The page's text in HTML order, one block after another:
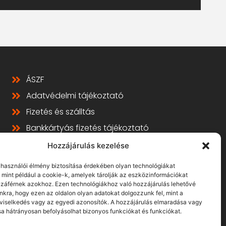
Hozzájárulás kezelése
élmény biztosítása érdekében olyan technológiákat
mint például a cookie-k, amelyek tárolják az eszközinformációkat
azokhoz. Ezen technológiákhoz való hozzájárulás lehetővé
hogy ezen az oldalon olyan adatokat dolgozzunk fel, mint a
vagy az egyedi azonosítók. A hozzájárulás elmaradása vagy
hátrányosan befolyásolhat bizonyos funkciókat és funkciókat.
ÁSZF
Adatvédelmi tájékoztató
Fizetés és szálltás
Bankkártyás fizetés tájékoztató
Elállás